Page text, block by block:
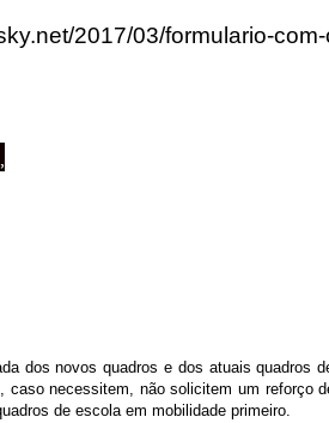
2017/03/formulario-
dos novos quadros e dos atuais
necessitem, não solicitem um
de escola em mobilidade primeiro.